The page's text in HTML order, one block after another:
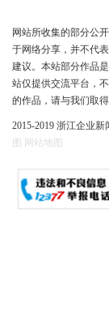
网站所收集的部分公
于网络分享，并不代
建议。本站部分作品
站仅提供交流平台，
的作品，请与我们取
2015-2019 浙江企业新
图
网站地图